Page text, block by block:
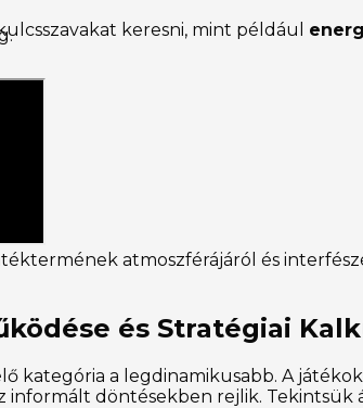
keresni, mint például
atmoszférájáról és
és Stratégiai
kategória a legdinamikusabb. A
informált döntésekben rejlik. Tekintsük